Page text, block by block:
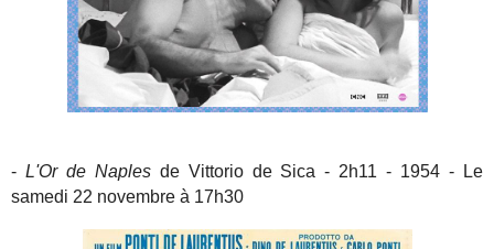
- L'Or de Naples de Vittorio de Sica - 2h11 - 1954 - Le
samedi 22 novembre à 17h30